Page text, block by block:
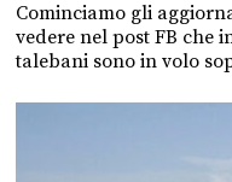
Cominciamo gli
vedere nel post FB che
talebani sono in volo